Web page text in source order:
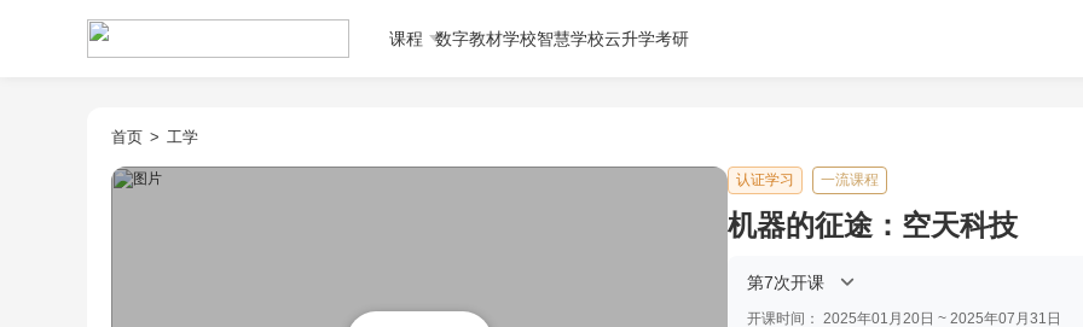
课程 数字教材学校智慧学校云升学考研
首页 > 工学
认证学习 一流课程
机器的征途：空天科技
第7次开课
开课时间： 2025年01月20日 ~ 2025年07月31日